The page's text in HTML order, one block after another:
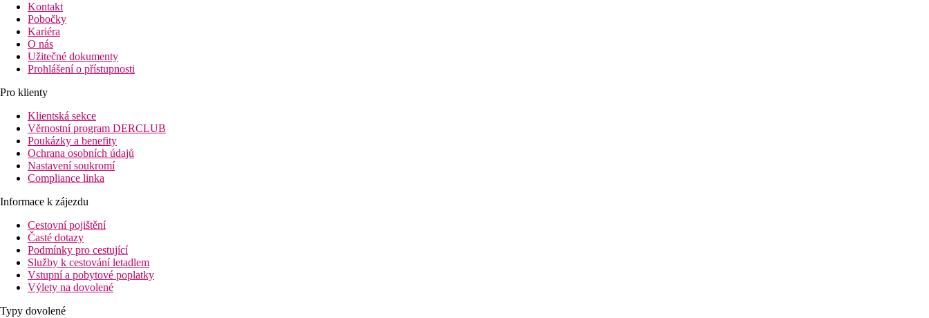
Kontakt
Pobočky
Kariéra
O nás
Užitečné dokumenty
Prohlášení o přístupnosti
Pro klienty
Klientská sekce
Věrnostní program DERCLUB
Poukázky a benefity
Ochrana osobních údajů
Nastavení soukromí
Compliance linka
Informace k zájezdu
Cestovní pojištění
Časté dotazy
Podmínky pro cestující
Služby k cestování letadlem
Vstupní a pobytové poplatky
Výlety na dovolené
Typy dovolené